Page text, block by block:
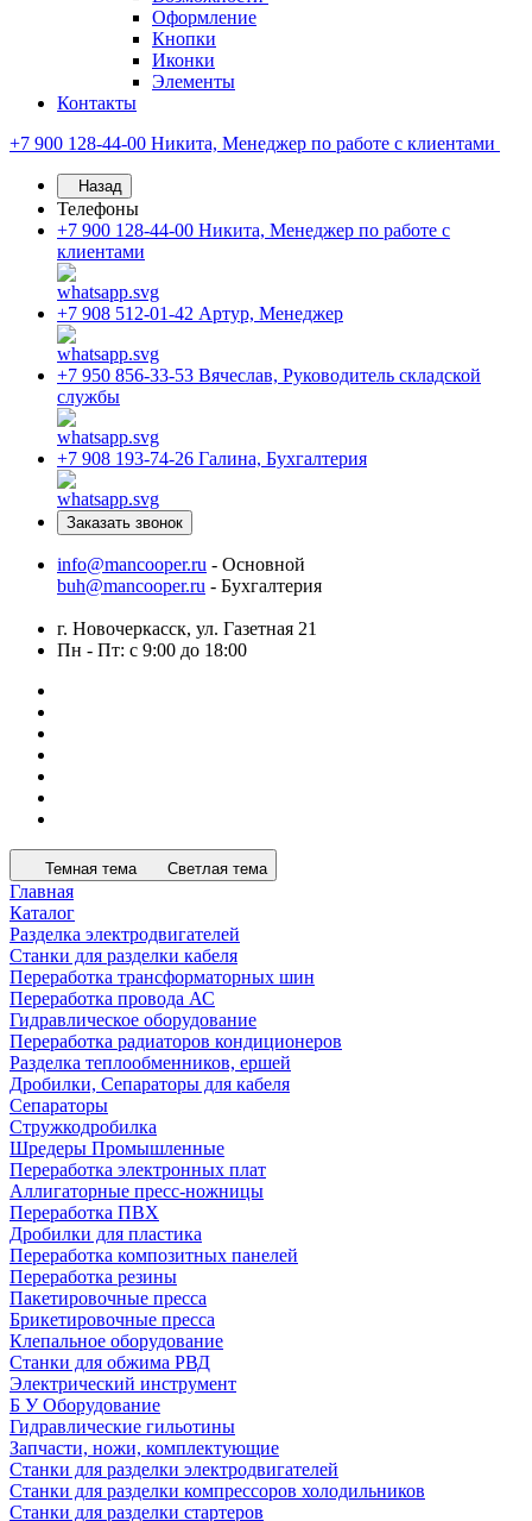
Оформление
Кнопки
Иконки
Элементы
Контакты
+7 900 128-44-00 Никита, Менеджер по работе с клиентами
Назад
Телефоны
+7 900 128-44-00 Никита, Менеджер по работе с
клиентами
+7 908 512-01-42 Артур, Менеджер
+7 950 856-33-53 Вячеслав, Руководитель складской
службы
+7 908 193-74-26 Галина, Бухгалтерия
Заказать звонок
info@mancooper.ru - Основной
buh@mancooper.ru - Бухгалтерия
г. Новочеркасск, ул. Газетная 21
Пн - Пт: с 9:00 до 18:00
Темная тема Светлая тема
Главная
Каталог
Разделка электродвигателей
Станки для разделки кабеля
Переработка трансформаторных шин
Переработка провода АС
Гидравлическое оборудование
Переработка радиаторов кондиционеров
Разделка теплообменников, ершей
Дробилки, Сепараторы для кабеля
Сепараторы
Стружкодробилка
Шредеры Промышленные
Переработка электронных плат
Аллигаторные пресс-ножницы
Переработка ПВХ
Дробилки для пластика
Переработка композитных панелей
Переработка резины
Пакетировочные пресса
Брикетировочные пресса
Клепальное оборудование
Станки для обжима РВД
Электрический инструмент
Б У Оборудование
Гидравлические гильотины
Запчасти, ножи, комплектующие
Станки для разделки электродвигателей
Станки для разделки компрессоров холодильников
Станки для разделки стартеров